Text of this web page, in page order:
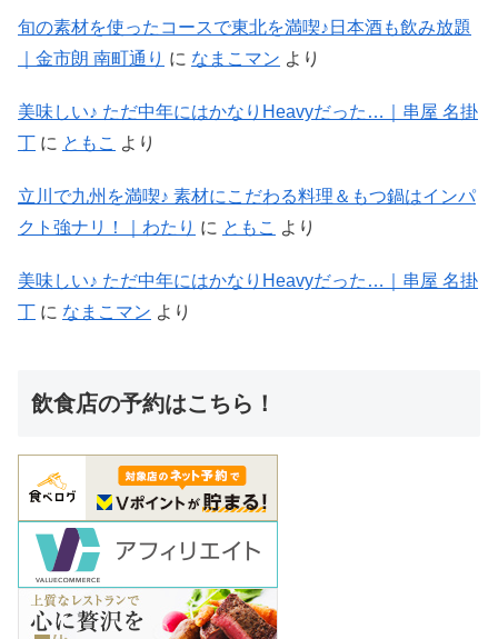
旬の素材を使ったコースで東北を満喫♪日本酒も飲み放題
｜金市朗 南町通り に なまこマン より
美味しい♪ ただ中年にはかなりHeavyだった…｜串屋 名掛
丁 に ともこ より
立川で九州を満喫♪ 素材にこだわる料理＆もつ鍋はインパ
クト強ナリ！｜わたり に ともこ より
美味しい♪ ただ中年にはかなりHeavyだった…｜串屋 名掛
丁 に なまこマン より
飲食店の予約はこちら！